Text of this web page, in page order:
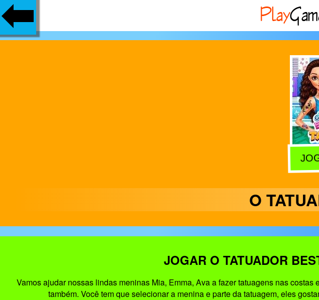
O
JOGAR O TATUADOR
Vamos ajudar nossas lindas meninas Mia, Emma, Ava a fazer tatuagens nas
também. Você tem que selecionar a menina e parte da tatuagem, eles